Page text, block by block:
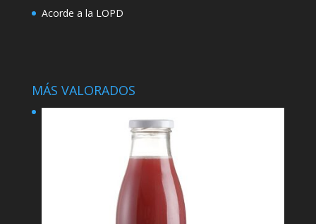
Acorde a la LOPD
MÁS VALORADOS